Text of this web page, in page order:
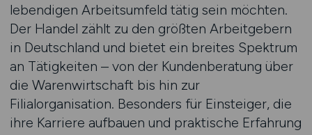
lebendigen Arbeitsumfeld tätig sein möchten.
Der Handel zählt zu den größten Arbeitgebern
in Deutschland und bietet ein breites Spektrum
an Tätigkeiten – von der Kundenberatung über
die Warenwirtschaft bis hin zur
Filialorganisation. Besonders für Einsteiger, die
ihre Karriere aufbauen und praktische Erfahrung